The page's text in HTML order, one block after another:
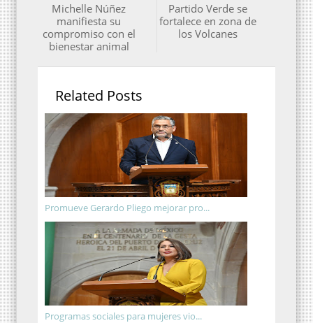
Partido Verde se
fortalece en zona de
los Volcanes
Michelle Núñez
manifiesta su
compromiso con el
bienestar animal
Related Posts
Promueve Gerardo Pliego mejorar pro...
Programas sociales para mujeres vio...